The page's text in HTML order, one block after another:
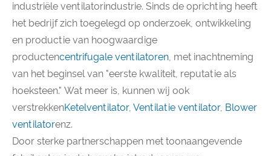
industriële ventilatorindustrie. Sinds de oprichting heeft
het bedrijf zich toegelegd op onderzoek, ontwikkeling
en productie van hoogwaardige
productencentrifugale ventilatoren, met inachtneming
van het beginsel van "eerste kwaliteit, reputatie als
hoeksteen." Wat meer is, kunnen wij ook
verstrekkenKetelventilator, Ventilatie ventilator, Blower
ventilatorenz.
Door sterke partnerschappen met toonaangevende